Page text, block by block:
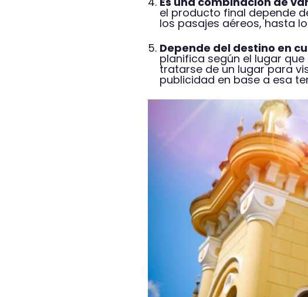
el producto final depende
los pasajes aéreos, hasta
Depende del destino en
planifica según el lugar
tratarse de un lugar para
publicidad en base a esa